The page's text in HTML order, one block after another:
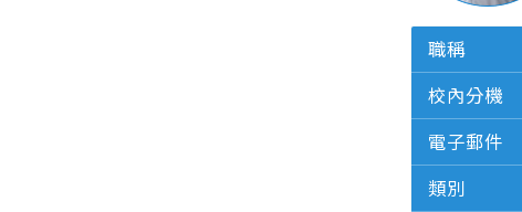
職稱
校內分機
電子郵件
類別